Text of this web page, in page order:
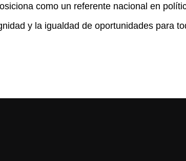
como un referente nacional en
y la igualdad de oportunidades para